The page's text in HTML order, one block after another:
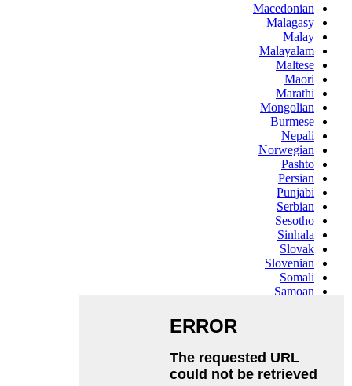
Macedonian
Malagasy
Malay
Malayalam
Maltese
Maori
Marathi
Mongolian
Burmese
Nepali
Norwegian
Pashto
Persian
Punjabi
Serbian
Sesotho
Sinhala
Slovak
Slovenian
Somali
Samoan
Swahili
Tajik